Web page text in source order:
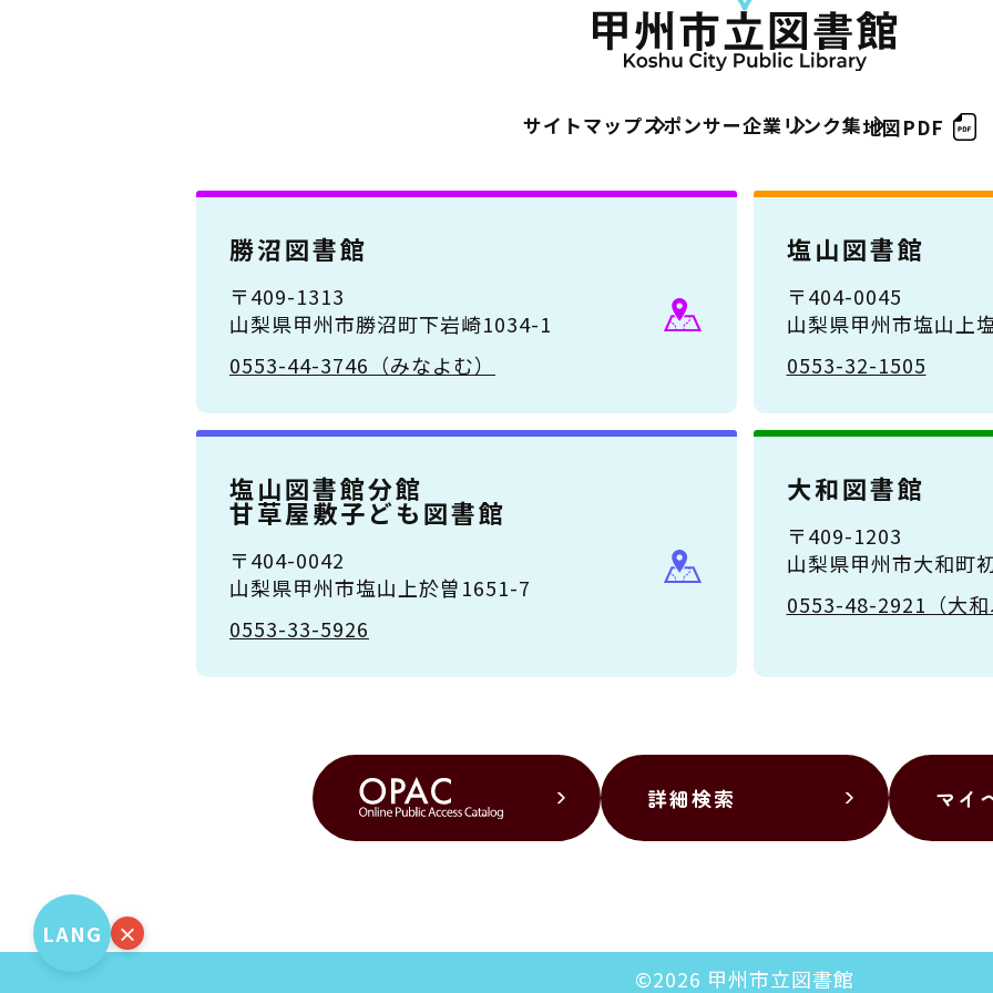
サイトマップスポンサー企業 リンク集地図PDF
勝沼図書館
〒409-1313
山梨県甲州市勝沼町下岩崎1034-1
0553-44-3746（みなよむ）
塩山図書館
〒404-0045
山梨県甲州市塩山上
0553-32-1505
塩山図書館分館
甘草屋敷子ども図書館
〒404-0042
山梨県甲州市塩山上於曽1651-7
0553-33-5926
大和図書館
〒409-1203
山梨県甲州市大和町
0553-48-2921（大
詳細検索 マイ
©2026 甲州市立図書館
LANG ×